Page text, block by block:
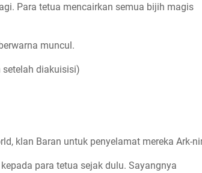
Para tetua mencairkan semua bijih magis
muncul.
setelah diakuisisi)
klan Baran untuk penyelamat mereka Ark-
para tetua sejak dulu. Sayangnya